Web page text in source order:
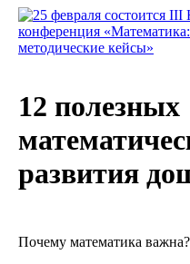
12 полезных
развития
Почему математика важна?